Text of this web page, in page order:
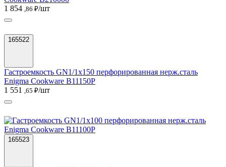
1 854 ,86 ₽/шт
165522
Гастроемкость GN1/1х150 перфорированная нерж.сталь
Enigma Cookware B11150P
1 551 ,65 ₽/шт
165523